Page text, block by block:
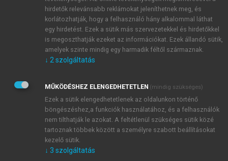
JELSZÓ ÚJRA
Kérek értesítést a MeRSZ újdonságairól, akcióiról.
Kérek értesítést az Akadémiai Kiadó Zrt. újdonságairól,
Adatkezelési tájékoztatóbanfoglaltakat tudomásul
veszem és elfogadom.
Általános vásárlási feltételeket, valamint a szotar.netés a
mersz.huoldalak licencszerződéseiben foglaltakat
tudomásul veszem és elfogadom.
KIPRÓBÁLOM
hirdetők relevánsabb reklámokat jeleníthetnek meg, és
korlátozhatják, hogy a felhasználó hány alkalommal láthat
egy hirdetést. Ezek a sütik más szervezetekkel és hirdetőkkel
is megoszthatják ezeket az információkat. Ezek állandó sütik,
amelyek szinte mindig egy harmadik féltől származnak.
↓ 2 szolgáltatás
MŰKÖDÉSHEZ ELENGEDHETETLEN (mindig szükséges)
Ezek a sütik elengedhetetlenek az oldalunkon történő
böngészéshez,a funkciók használatához, és a felhasználók
nem tilthatják le azokat. A feltétlenül szükséges sütik közé
tartoznak többek között a személyre szabott beállításokat
kezelő sütik.
↓ 3 szolgáltatás